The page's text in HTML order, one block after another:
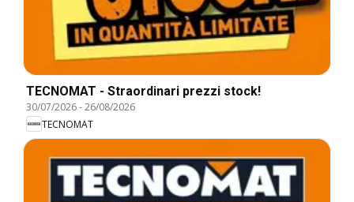
TECNOMAT - Straordinari prezzi stock!
30/07/2026-26/08/2026
TECNOMAT